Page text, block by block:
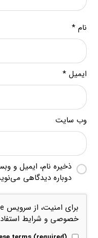
نام*
ایمیل*
وب‌ سایت
ذخیره نام، ایمیل و
دوباره دیدگاهی
برای امنیت، از سرویس reCAPTCHA Google
خصوصی و شرایط